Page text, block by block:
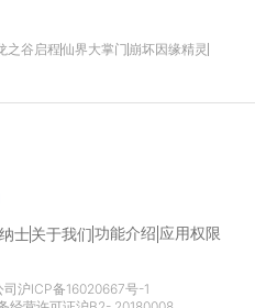
之谷启程仙界大掌门 崩坏因缘精灵
士关于我们功能介绍 应用权限
沪ICP备16020667号-1